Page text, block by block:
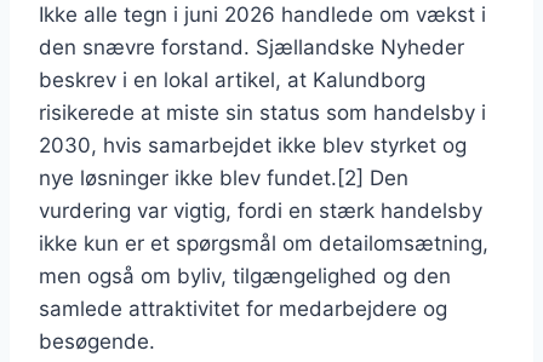
Ikke alle tegn i juni 2026 handlede om vækst i
den snævre forstand. Sjællandske Nyheder
beskrev i en lokal artikel, at Kalundborg
risikerede at miste sin status som handelsby i
2030, hvis samarbejdet ikke blev styrket og
nye løsninger ikke blev fundet.[2] Den
vurdering var vigtig, fordi en stærk handelsby
ikke kun er et spørgsmål om detailomsætning,
men også om byliv, tilgængelighed og den
samlede attraktivitet for medarbejdere og
besøgende.